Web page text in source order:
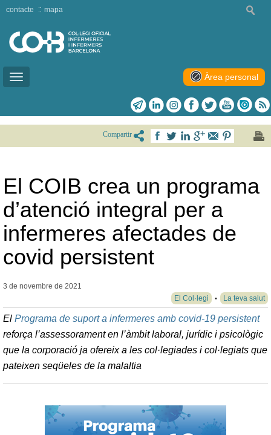
Toggle
contacte mapa
Àrea personal
Compartir
El COIB crea un programa
d’atenció integral per a
infermeres afectades de
covid persistent
3 de novembre de 2021
El Col·legi
La teva salut
El Programa de suport a infermeres amb covid-19 persistent
reforça l’assessorament en l’àmbit laboral, jurídic i psicològic
que la corporació ja ofereix a les col·legiades i col·legiats que
pateixen seqüeles de la malaltia